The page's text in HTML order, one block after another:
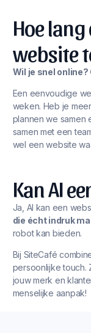
Hoe
website
Wil je snel online?
Een eenvoudige
weken. Heb je
plannen we samen
samen met een
wel een website
Kan AI
Ja, AI kan een
die écht indruk
robot kan bieden.
Bij SiteCafé
persoonlijke touch.
jouw merk en
menselijke aanpak!